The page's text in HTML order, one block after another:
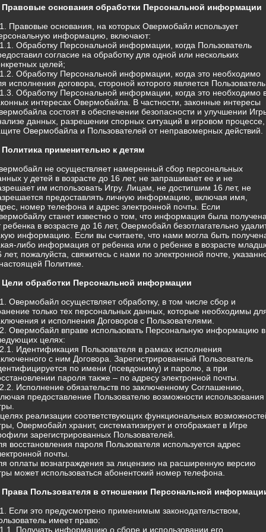
Правовые основания обработки Персональной информации
Правовые основания, на которых Овермобайл использует
информацию, включают:
Обработку Персональной информации, когда Пользователь
согласие на обработку для одной или нескольких
целей;
Обработку Персональной информации, когда это необходимо
исполнения договора, стороной которого является
Обработку Персональной информации, когда это необходимо
интересах Овермобайла. В частности, законные интересы
состоят в обеспечении безопасности и улучшении
данных, разрешении спорных ситуаций в игровом процессе,
Овермобайла и Пользователей от неправомерных действий.
Политика применительно к детям
не осуществляет намеренный сбор персональных
у детей в возрасте до 16 лет, не запрашивает ее и не
им использовать Игру. Лицам, не достигшим 16 лет, не
предоставлять личную информацию, включая имя,
номер телефона и адрес электронной почты. Если
станет известно о том, что информация была получена
ребенка в возрасте до 16 лет, Овермобайл безотлагательно
информацию. Если вы считаете, что нами могла быть
либо информация от ребенка или о ребенке в возрасте
лет, пожалуйста, свяжитесь с нами по электронной почте,
Политике.
Цели обработки Персональной информации
Овермобайл осуществляет обработку, в том числе сбор и
только тех персональных данных, которые необходимы
и исполнения Договоров с Пользователями.
Овермобайл вправе использовать Персональную информацию в
целях:
Идентификация Пользователя в рамках исполнения
с ним Договора. Зарегистрированный Пользователь
по имени (псевдониму) и паролю, а при
пароля также – по адресу электронной почты.
Исполнение обязательств по заключенному Соглашению,
предоставление Пользователю возможности использования
реализации соответствующих функциональных
Овермобайл хранит, систематизирует и отображает в Игре
зарегистрированных Пользователей.
восстановления пароля Пользователя используется адрес
почты.
оплаты вознаграждения за лицензию на расширенную версию
может использоваться абонентский номер телефона.
Права Пользователя в отношении Персональной
Если это предусмотрено применимым законодательством,
имеет право:
Получать информацию о сборе и использовании его